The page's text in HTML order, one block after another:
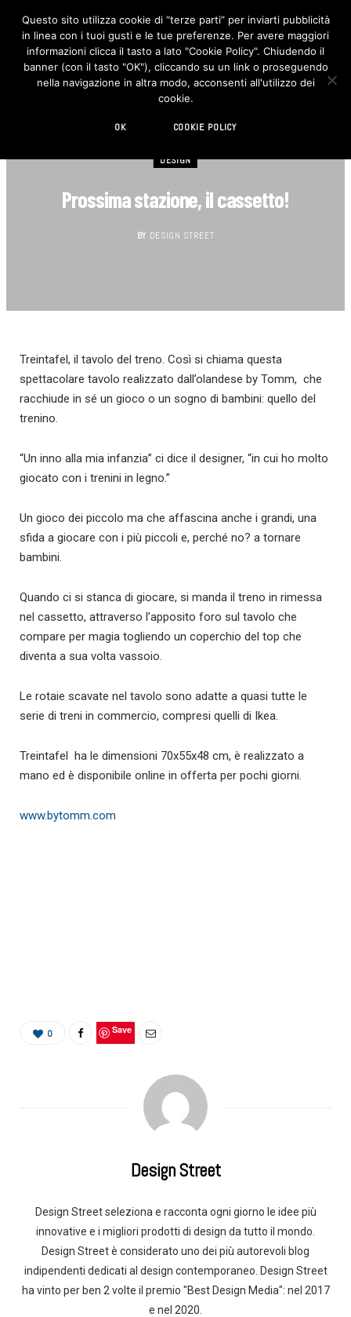
F
c
e
b
o
I
n
s
t
DESIGN
Prossima stazione, il cassetto!
BY DESIGN STREET
Treintafel, il tavolo del treno. Così si chiama questa
spettacolare tavolo realizzato dall’olandese by Tomm, che
racchiude in sé un gioco o un sogno di bambini: quello del
trenino.
“Un inno alla mia infanzia” ci dice il designer, “in cui ho molto
giocato con i trenini in legno.”
Un gioco dei piccolo ma che affascina anche i grandi, una
sfida a giocare con i più piccoli e, perché no? a tornare
bambini.
Quando ci si stanca di giocare, si manda il treno in rimessa
nel cassetto, attraverso l’apposito foro sul tavolo che
compare per magia togliendo un coperchio del top che
diventa a sua volta vassoio.
Le rotaie scavate nel tavolo sono adatte a quasi tutte le
serie di treni in commercio, compresi quelli di Ikea.
Treintafel ha le dimensioni 70x55x48 cm, è realizzato a
mano ed è disponibile online in offerta per pochi giorni.
www.bytomm.com
0 Save
Design Street
Design Street seleziona e racconta ogni giorno le idee più
innovative e i migliori prodotti di design da tutto il mondo.
Design Street è considerato uno dei più autorevoli blog
indipendenti dedicati al design contemporaneo. Design Street
ha vinto per ben 2 volte il premio "Best Design Media": nel 2017
e nel 2020.
Questo sito utilizza cookie di “terze parti” per inviarti pubblicità
in linea con i tuoi gusti e le tue preferenze. Per avere maggiori
informazioni clicca il tasto a lato "Cookie Policy". Chiudendo il
banner (con il tasto "OK"), cliccando su un link o proseguendo
nella navigazione in altra modo, acconsenti all'utilizzo dei
cookie.
OK COOKIE POLICY